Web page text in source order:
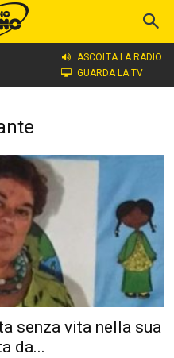
ASCOLTA LA RADIO
GUARDA LA TV
senza vita nella sua
da...